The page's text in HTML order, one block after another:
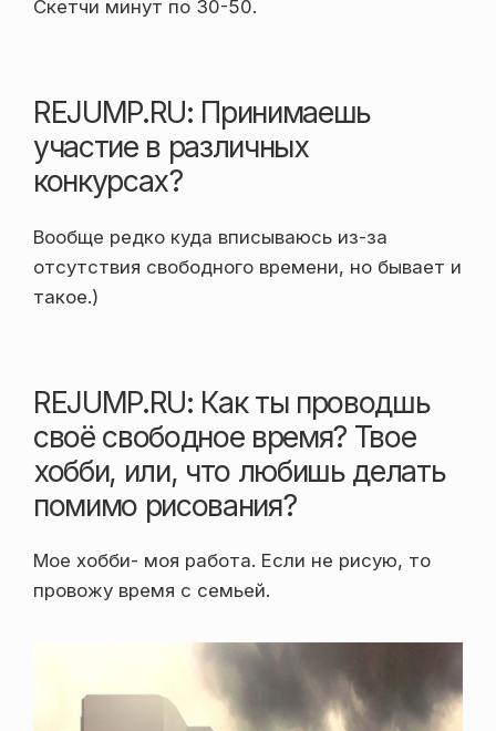
Скетчи минут по 30-50.
REJUMP.RU: Принимаешь
участие в различных
конкурсах?
Вообще редко куда вписываюсь из-за
отсутствия свободного времени, но бывает и
такое.)
REJUMP.RU: Как ты проводшь
своё свободное время? Твое
хобби, или, что любишь делать
помимо рисования?
Мое хобби- моя работа. Если не рисую, то
провожу время с семьей.